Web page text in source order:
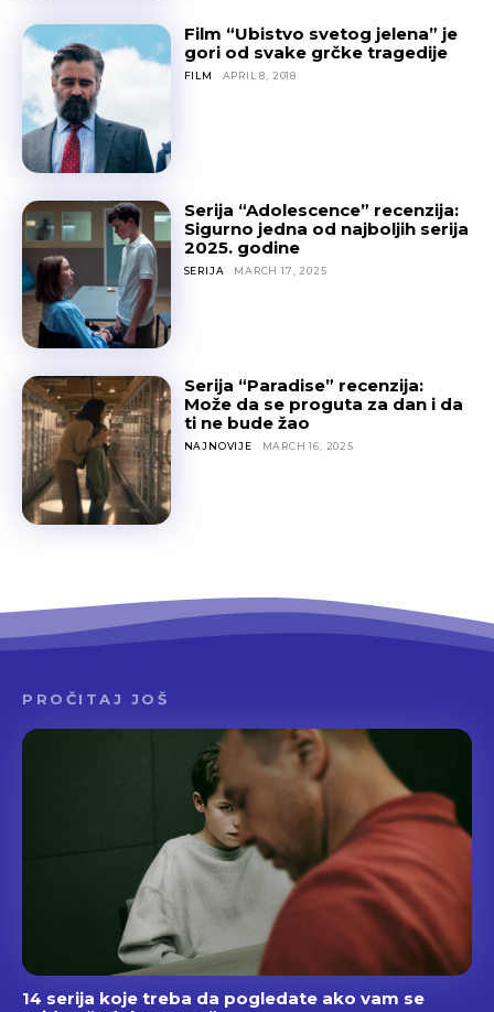
Film “Ubistvo svetog jelena” je
gori od svake grčke tragedije
FILM APRIL 8, 2018
Serija “Adolescence” recenzija:
Sigurno jedna od najboljih serija
2025. godine
SERIJA MARCH 17, 2025
Serija “Paradise” recenzija:
Može da se proguta za dan i da
ti ne bude žao
NAJNOVIJE MARCH 16, 2025
PROČITAJ JOŠ
14 serija koje treba da pogledate ako vam se